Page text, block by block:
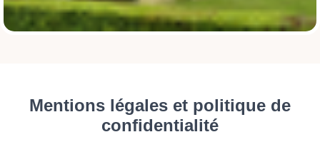
Mentions légales et politique de
confidentialité